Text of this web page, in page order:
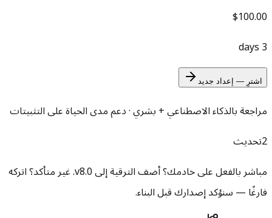
$100.00
3 days
اشترِ — إعداد جديد
مراجعة بالذكاء الاصطناعي + بشري · دعم مدى الحياة على التثبيتات
2تحديث
مباشر بالفعل على خادمك؟ أضف الترقية إلى v8.0.
غير متأكد؟ اتركه
فارغًا — سنؤكد إصدارك قبل البناء.